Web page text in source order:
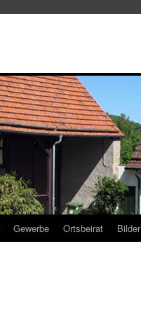
Gewerbe Ortsbeirat Bilder